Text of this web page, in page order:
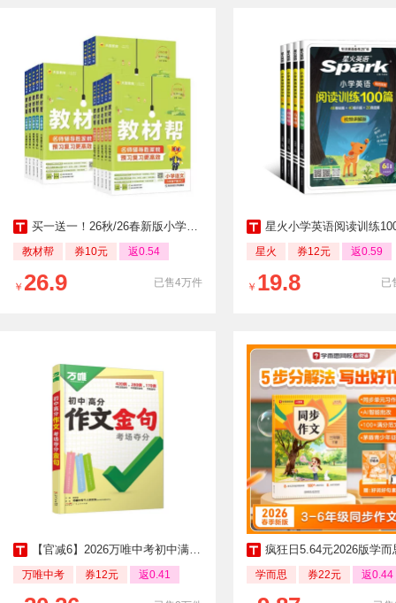
买一送一！26秋/26春新版小学教材帮
教材帮 券10元 返0.54
已售4万件
￥ 26.9
星火小学英语阅读训练
星火 券12元 返0.59
已
￥ 19.8
【官减6】2026万唯中考初中满分作文金句
万唯中考 券12元 返0.41
疯狂日5.64元2026版学而思网校小学同
学而思 券22元 返0.44